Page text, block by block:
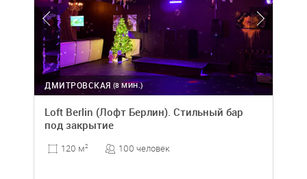
(8 МИН.)
ДМИТРОВСКАЯ
Loft Berlin (Лофт Берлин). Стильный бар
под закрытие
120 м2 100 человек